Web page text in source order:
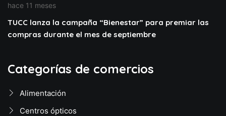
hace 11 meses
TUCC lanza la campaña “Bienestar” para premiar las
compras durante el mes de septiembre
Categorías de comercios
Alimentación
Centros ópticos